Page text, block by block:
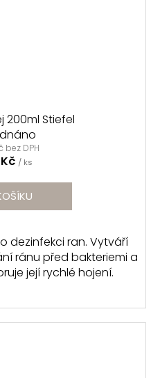
200ml Stiefel
bez DPH
/ ks
dezinfekci ran. Vytváří
ránu před bakteriemi a
její rychlé hojení.